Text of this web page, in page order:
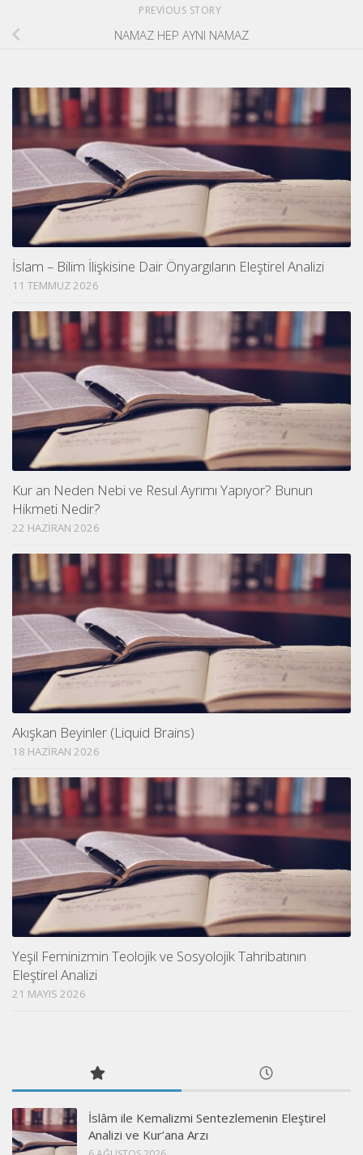
PREVIOUS STORY
NAMAZ HEP AYNI NAMAZ
İslam – Bilim İlişkisine Dair Önyargıların Eleştirel Analizi
11 TEMMUZ 2026
Kur an Neden Nebi ve Resul Ayrımı Yapıyor? Bunun
Hikmeti Nedir?
22 HAZIRAN 2026
Akışkan Beyinler (Liquid Brains)
18 HAZIRAN 2026
Yeşil Feminizmin Teolojik ve Sosyolojik Tahribatının
Eleştirel Analizi
21 MAYIS 2026
İslâm ile Kemalizmi Sentezlemenin Eleştirel
Analizi ve Kur’ana Arzı